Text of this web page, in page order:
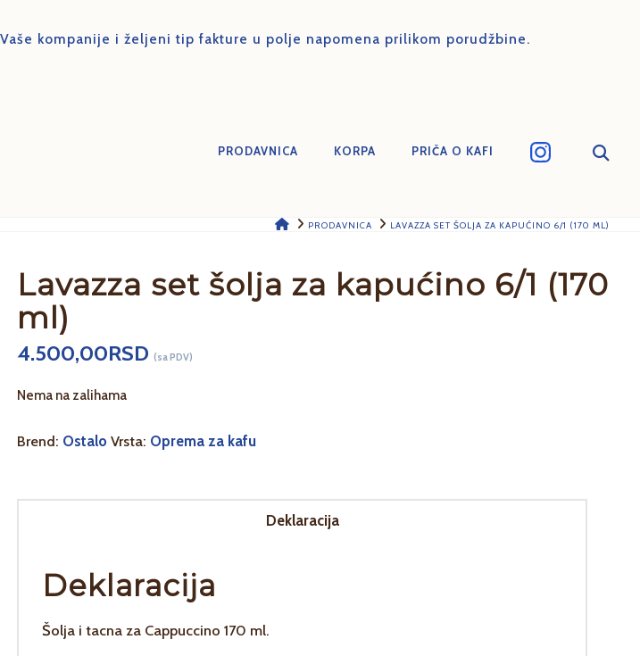
kompanije i željeni tip fakture u polje napomena prilikom porudžbine.
PRODAVNICA KORPA PRIČA O KAFI
HOMEPRODAVNICA LAVAZZA SET ŠOLJA ZA KAPUĆINO 6/1 (170 ML)
Lavazza set šolja za kapućino 6/1 (170
ml)
4.500,00RSD(sa PDV)
Nema na zalihama
Brend: Ostalo Vrsta: Oprema za kafu
Deklaracija
Deklaracija
Šolja i tacna za Cappuccino 170 ml.